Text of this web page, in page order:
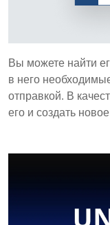
Вы можете найти
в него
отправкой. В
его и создать